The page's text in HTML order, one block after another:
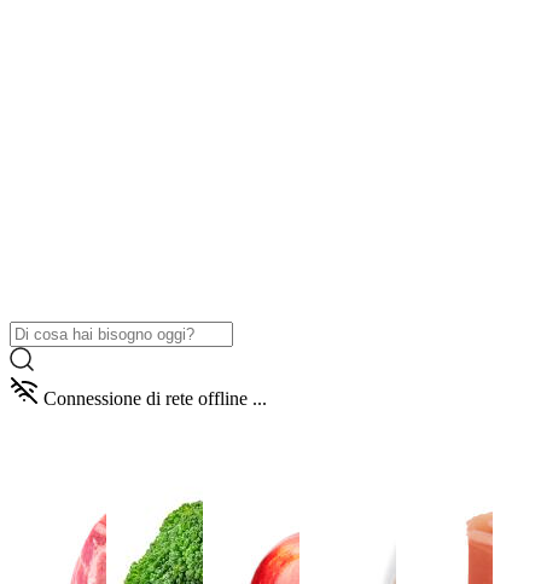
Connessione di rete offline ...